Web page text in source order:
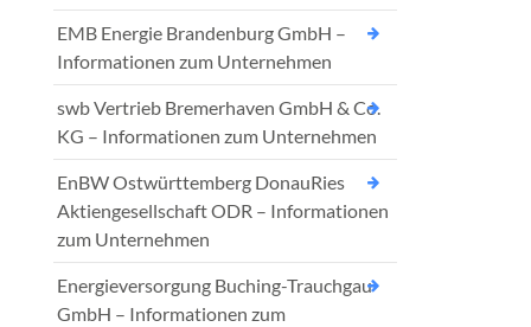
EMB Energie Brandenburg GmbH –
Informationen zum Unternehmen
swb Vertrieb Bremerhaven GmbH & Co.
KG – Informationen zum Unternehmen
EnBW Ostwürttemberg DonauRies
Aktiengesellschaft ODR – Informationen
zum Unternehmen
Energieversorgung Buching-Trauchgau
GmbH – Informationen zum